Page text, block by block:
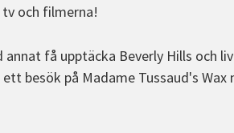
och filmerna!
få upptäcka Beverly Hills och
besök på Madame Tussaud's